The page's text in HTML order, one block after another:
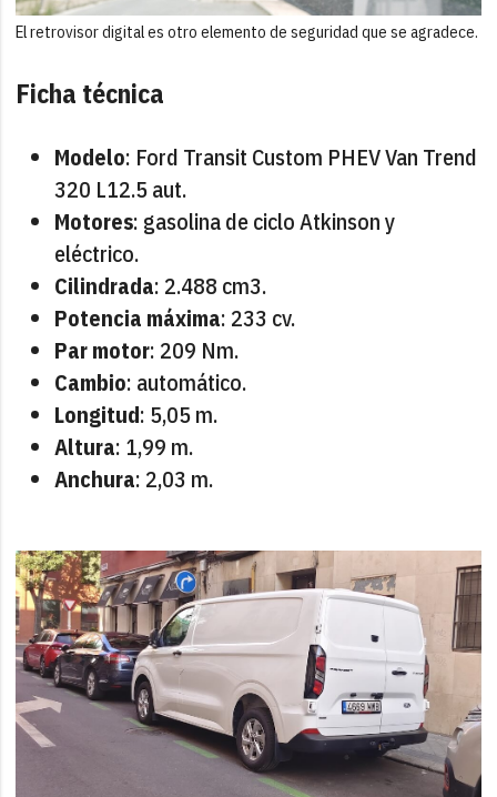
El retrovisor digital es otro elemento de seguridad que se agradece.
Ficha técnica
Modelo: Ford Transit Custom PHEV Van Trend
320 L12.5 aut.
Motores: gasolina de ciclo Atkinson y
eléctrico.
Cilindrada: 2.488 cm3.
Potencia máxima: 233 cv.
Par motor: 209 Nm.
Cambio: automático.
Longitud: 5,05 m.
Altura: 1,99 m.
Anchura: 2,03 m.